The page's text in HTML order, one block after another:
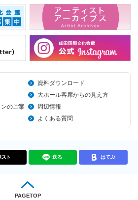
資料ダウンロード
大ホール客席からの見え方
のご案
周辺情報
よくある質問
スト 送る はてぶ
PAGETOP